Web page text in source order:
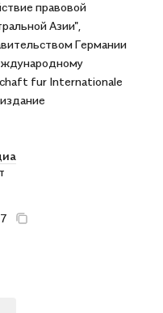
правовой
Азии",
Германии
fur Internationale